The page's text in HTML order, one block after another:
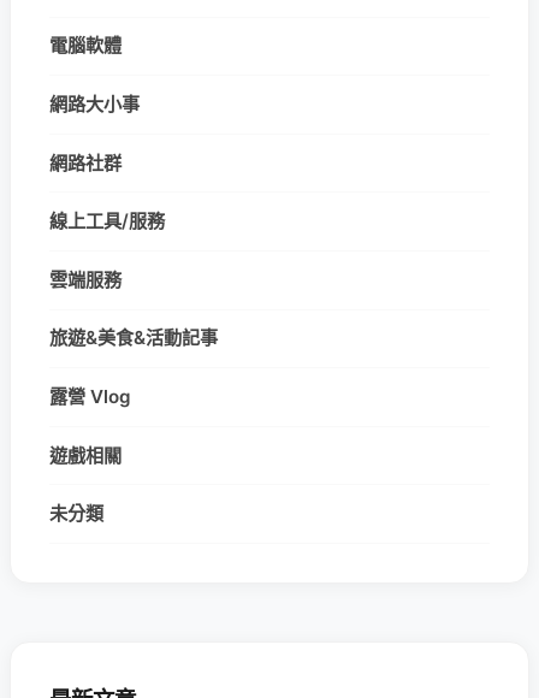
電腦軟體
網路大小事
網路社群
線上工具/服務
雲端服務
旅遊&美食&活動記事
露營 Vlog
遊戲相關
未分類